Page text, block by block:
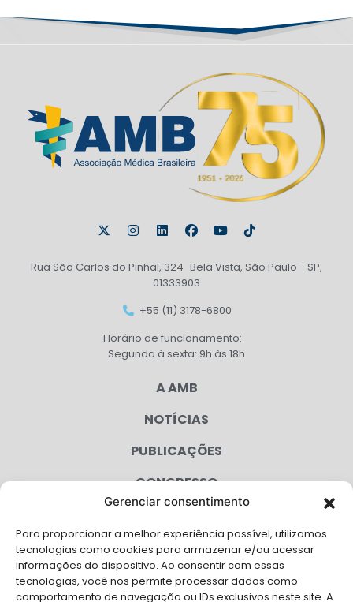
Gerenciar consentimento
Para proporcionar a melhor experiência possível, utilizamos
tecnologias como cookies para armazenar e/ou acessar
informações do dispositivo. Ao consentir com essas
tecnologias, você nos permite processar dados como
comportamento de navegação ou IDs exclusivos neste site. A
Rua São Carlos do Pinhal, 324 Bela Vista, São Paulo - SP,
01333903
+55 (11) 3178-6800
Horário de funcionamento:
Segunda à sexta: 9h às 18h
A AMB
NOTÍCIAS
PUBLICAÇÕES
CONGRESSO
CAMPANHAS
SERVIÇOS